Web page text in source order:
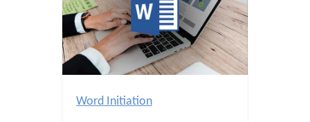
Word Initiation